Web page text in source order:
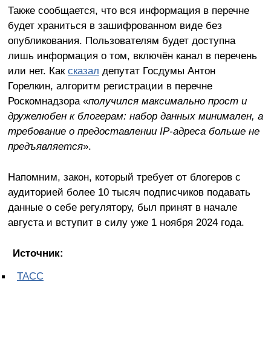
Также сообщается, что вся информация в перечне
будет храниться в зашифрованном виде без
опубликования. Пользователям будет доступна
лишь информация о том, включён канал в перечень
или нет. Как сказал депутат Госдумы Антон
Горелкин, алгоритм регистрации в перечне
Роскомнадзора «получился максимально прост и
дружелюбен к блогерам: набор данных минимален, а
требование о предоставлении IP-адреса больше не
предъявляется».
Напомним, закон, который требует от блогеров с
аудиторией более 10 тысяч подписчиков подавать
данные о себе регулятору, был принят в начале
августа и вступит в силу уже 1 ноября 2024 года.
Источник:
ТАСС